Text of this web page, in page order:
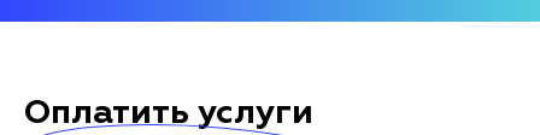
Оплатить услуги